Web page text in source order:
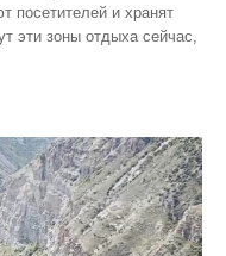
посетителей и хранят
эти зоны отдыха сейчас,